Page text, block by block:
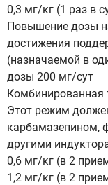
0,3 мг/кг (1 раз в
Повышение дозы
достижения
(назначаемой в
дозы 200 мг/сут
Комбинированная
Этот режим
карбамазепином,
другими
0,6 мг/кг (в 2
1,2 мг/кг (в 2